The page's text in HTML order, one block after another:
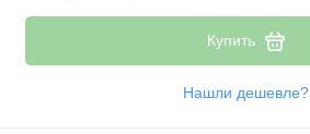
Стабилизаторы питания
Транзисторы
Купить
Нашли дешевле?